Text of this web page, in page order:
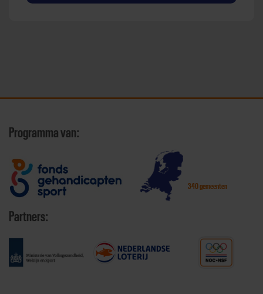
Programma van:
340 gemeenten
Partners: